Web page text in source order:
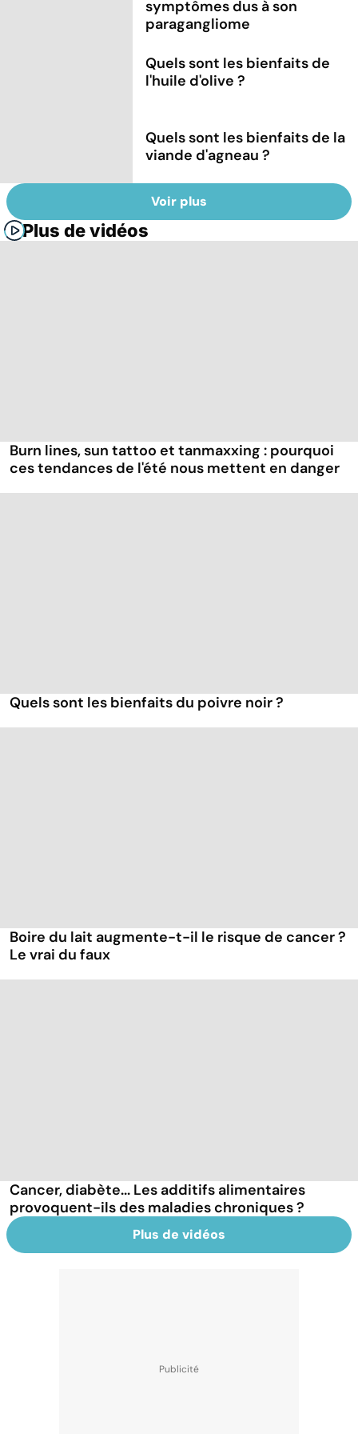
symptômes dus à son
paragangliome
Quels sont les bienfaits de
l'huile d'olive ?
Quels sont les bienfaits de la
viande d'agneau ?
Voir plus
Plus de vidéos
Burn lines, sun tattoo et tanmaxxing : pourquoi
ces tendances de l'été nous mettent en danger
Quels sont les bienfaits du poivre noir ?
Boire du lait augmente-t-il le risque de cancer ?
Le vrai du faux
Cancer, diabète... Les additifs alimentaires
provoquent-ils des maladies chroniques ?
Plus de vidéos